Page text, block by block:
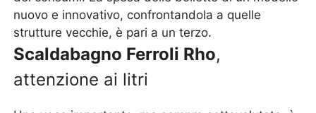
nuovo e innovativo, confrontandola a quelle
strutture vecchie, è pari a un terzo.
Scaldabagno Ferroli Rho,
attenzione ai litri